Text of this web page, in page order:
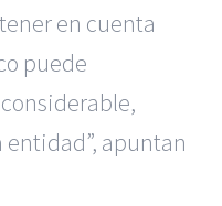
en cuenta
puede
apuntan